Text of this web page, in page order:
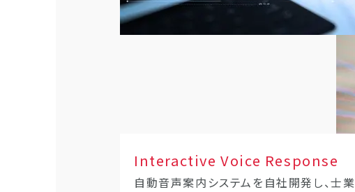
Interactive Voice Response
自動音声案内システムを自社開発し、士